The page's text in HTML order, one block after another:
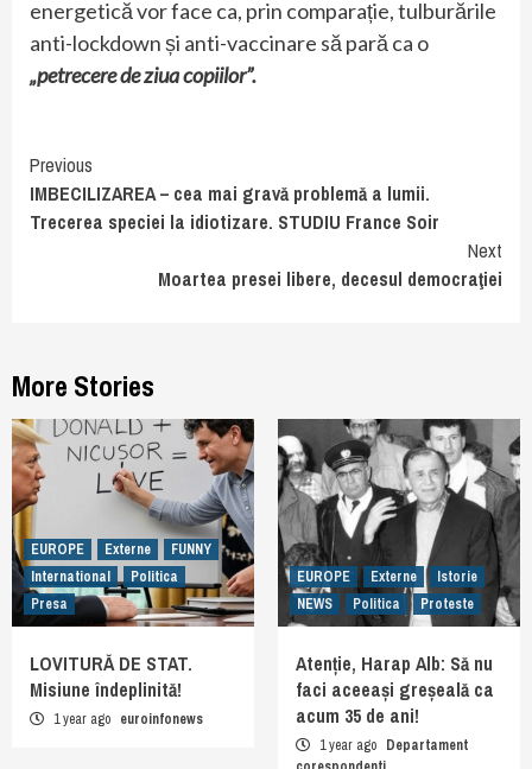
energetică vor face ca, prin comparație, tulburările
anti-lockdown și anti-vaccinare să pară ca o
„petrecere de ziua copiilor”.
Continue
Reading
Previous
IMBECILIZAREA – cea mai gravă problemă a lumii.
Trecerea speciei la idiotizare. STUDIU France Soir
Next
Moartea presei libere, decesul democraţiei
More Stories
EUROPE Externe
FUNNY
International
Politica
Presa
LOVITURĂ DE STAT.
Misiune îndeplinită!
1 year ago euroinfonews
EUROPE Externe
Istorie
NEWS
Politica Proteste
Atenție, Harap Alb: Să nu
faci aceeași greșeală ca
acum 35 de ani!
1 year ago Departament